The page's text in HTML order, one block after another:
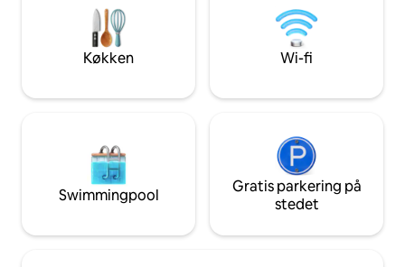
queensize-dobbeltseng, en gynge og
barstole, der er perfekte til at skåle i
solnedgangen. Fællestrapper fører ned
til en afsidesliggende strand med
lavvande.
samme. Vil du dekorere til en særlig
fest? Skriv til os.
Køkken Wi-fi
Swimmingpool
Gratis parkering på
stedet